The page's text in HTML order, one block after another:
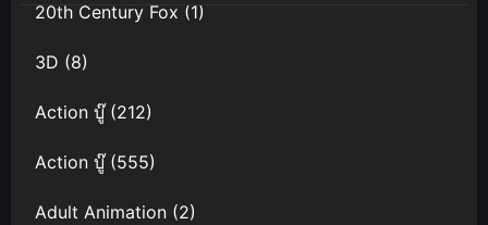
20th Century Fox(1)
3D (8)
Action บู๊(212)
Action บู๊(555)
Adult Animation (2)